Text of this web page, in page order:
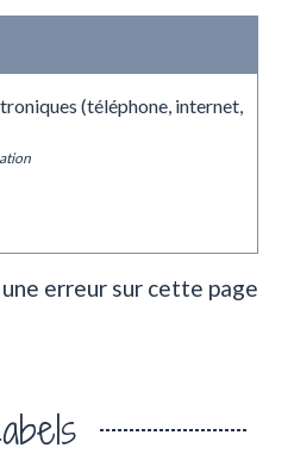
(téléphone, internet,
erreur sur cette page